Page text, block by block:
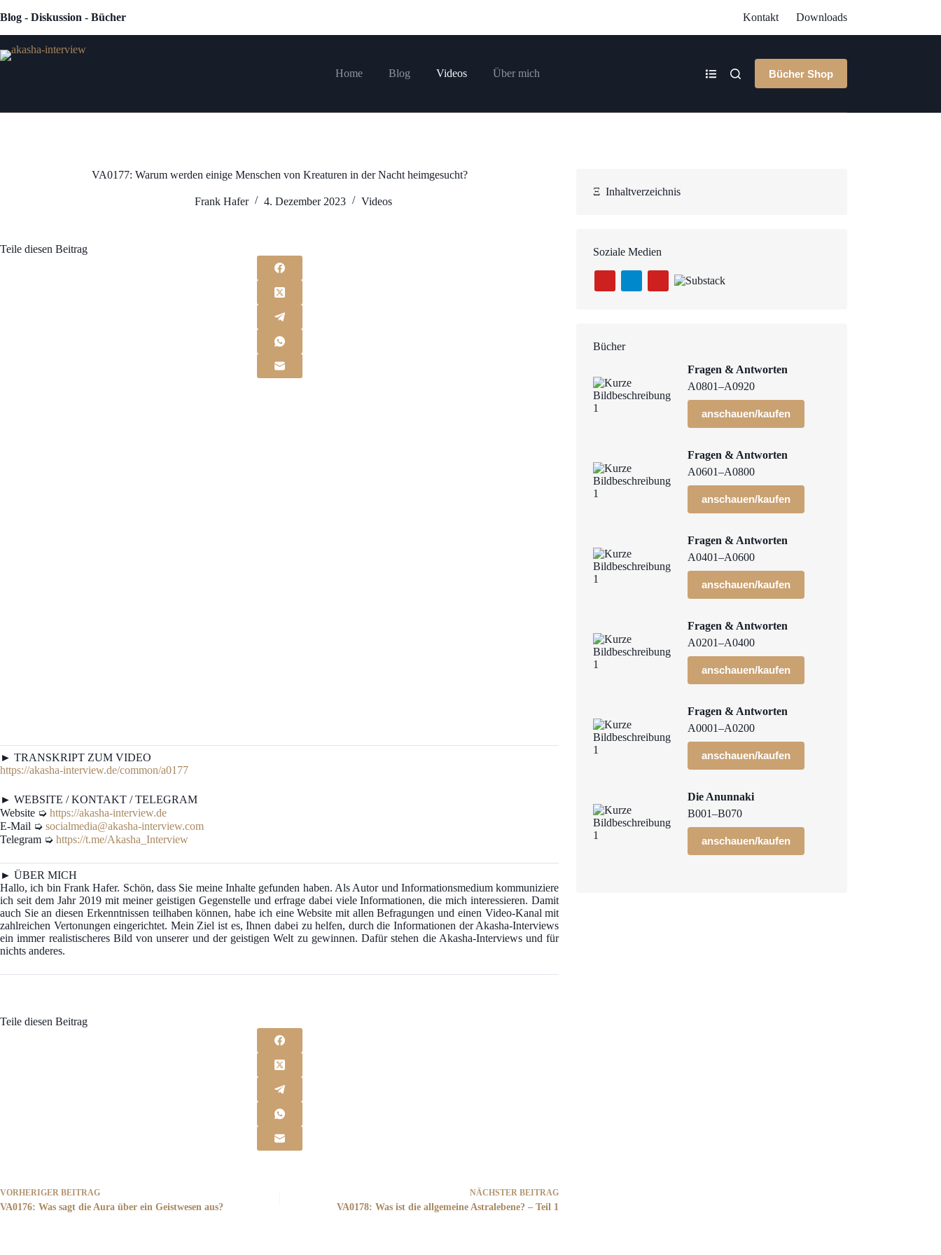
Inhalt
Blog - Diskussion - Bücher Kontakt Downloads
Home Blog Videos Über mich Bücher Shop
VA0177: Warum werden einige Menschen von Kreaturen in der Nacht heimgesucht?
Frank Hafer 4. Dezember 2023 Videos
Teile diesen Beitrag
► TRANSKRIPT ZUM VIDEO
https://akasha-interview.de/common/a0177
► WEBSITE / KONTAKT / TELEGRAM
Website ➭ https://akasha-interview.de
E-Mail ➭ socialmedia@akasha-interview.com
Telegram ➭ https://t.me/Akasha_Interview
► ÜBER MICH
Hallo, ich bin Frank Hafer. Schön, dass Sie meine Inhalte gefunden haben. Als Autor und Informationsmedium kommuniziere
ich seit dem Jahr 2019 mit meiner geistigen Gegenstelle und erfrage dabei viele Informationen, die mich interessieren. Damit
auch Sie an diesen Erkenntnissen teilhaben können, habe ich eine Website mit allen Befragungen und einen Video-Kanal mit
zahlreichen Vertonungen eingerichtet. Mein Ziel ist es, Ihnen dabei zu helfen, durch die Informationen der Akasha-Interviews
ein immer realistischeres Bild von unserer und der geistigen Welt zu gewinnen. Dafür stehen die Akasha-Interviews und für
nichts anderes.
Teile diesen Beitrag
VORHERIGER BEITRAG
VA0176: Was sagt die Aura über ein Geistwesen aus?
NÄCHSTERBEITRAG
VA0178: Was ist die allgemeine Astralebene? – Teil 1
ΞInhaltverzeichnis
Soziale Medien
Bücher
Fragen & Antworten
A0801–A0920
anschauen/kaufen
Fragen & Antworten
A0601–A0800
anschauen/kaufen
Fragen & Antworten
A0401–A0600
anschauen/kaufen
Fragen & Antworten
A0201–A0400
anschauen/kaufen
Fragen & Antworten
A0001–A0200
anschauen/kaufen
Die Anunnaki
B001–B070
anschauen/kaufen